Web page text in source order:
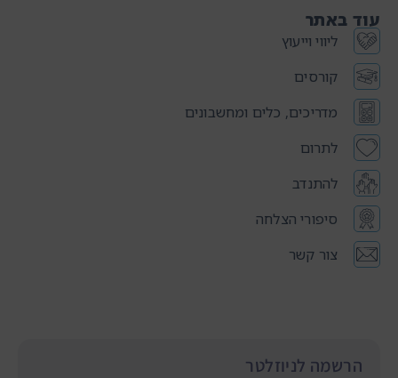
עוד באתר
ליווי וייעוץ
קורסים
מדריכים, כלים ומחשבונים
לתרום
להתנדב
סיפורי הצלחה
צור קשר
הרשמה לניוזלטר